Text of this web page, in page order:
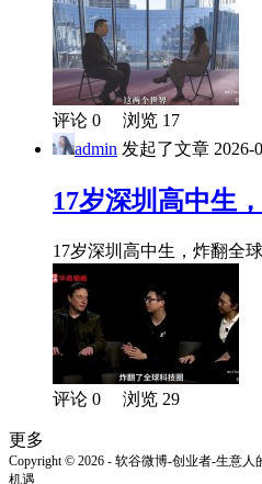
评论 0 浏览 17
admin 发起了文章 2026-
17岁深圳高中生
17岁深圳高中生，炸翻
评论 0 浏览 29
更多
Copyright © 2026 - 软谷微博-创业者-生意
机遇